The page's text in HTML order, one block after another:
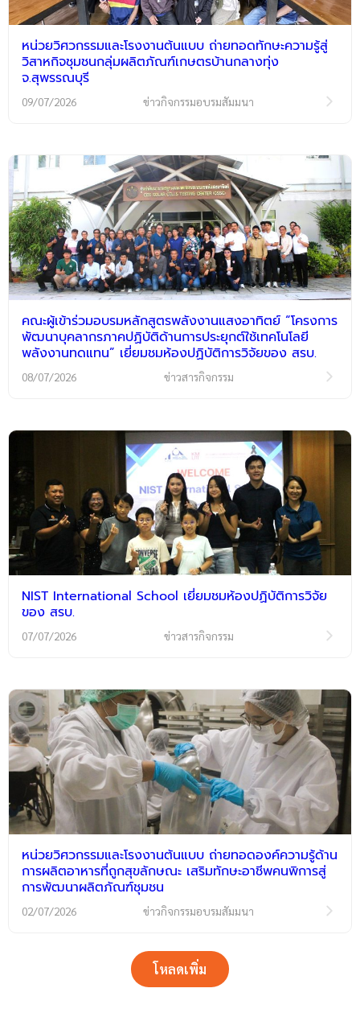
หน่วยวิศวกรรมและโรงงานต้นแบบ ถ่ายทอดทักษะความรู้สู่
วิสาหกิจชุมชนกลุ่มผลิตภัณฑ์เกษตรบ้านกลางทุ่ง
จ.สุพรรณบุรี
09/07/2026 ข่าวกิจกรรมอบรมสัมมนา
คณะผู้เข้าร่วมอบรมหลักสูตรพลังงานแสงอาทิตย์ “โครงการ
พัฒนาบุคลากรภาคปฏิบัติด้านการประยุกต์ใช้เทคโนโลยี
พลังงานทดแทน” เยี่ยมชมห้องปฏิบัติการวิจัยของ สรบ.
08/07/2026 ข่าวสารกิจกรรม
NIST International School เยี่ยมชมห้องปฏิบัติการวิจัย
ของ สรบ.
07/07/2026 ข่าวสารกิจกรรม
หน่วยวิศวกรรมและโรงงานต้นแบบ ถ่ายทอดองค์ความรู้ด้าน
การผลิตอาหารที่ถูกสุขลักษณะ เสริมทักษะอาชีพคนพิการสู่
การพัฒนาผลิตภัณฑ์ชุมชน
02/07/2026 ข่าวกิจกรรมอบรมสัมมนา
โหลดเพิ่ม